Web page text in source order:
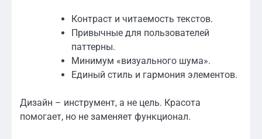
Контраст и читаемость текстов.
Привычные для пользователей
паттерны.
Минимум «визуального шума».
Единый стиль и гармония элементов.
Дизайн – инструмент, а не цель. Красота
помогает, но не заменяет функционал.